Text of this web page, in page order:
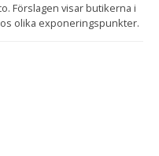
Förslagen visar butikerna i
olika exponeringspunkter.